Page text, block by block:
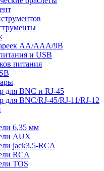
AA/AAA/9В
и USB
питания
для BNC и RJ-45
для BNC/RJ-45/RJ-11/RJ-12
6,35 мм
AUX
jack3,5-RCA
RCA
TOS